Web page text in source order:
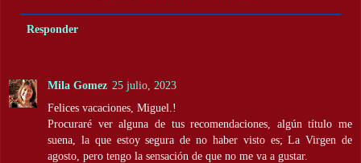
Responder
Mila Gomez 25 julio, 2023
Felices vacaciones, Miguel.!
Procuraré ver alguna de tus recomendaciones, algún título me
suena, la que estoy segura de no haber visto es; La Virgen de
agosto, pero tengo la sensación de que no me va a gustar.